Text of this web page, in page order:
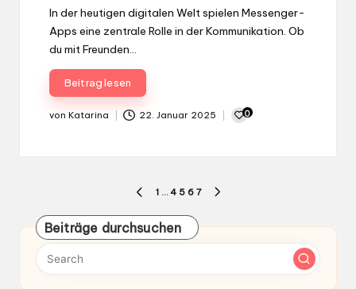
In der heutigen digitalen Welt spielen Messenger-
Apps eine zentrale Rolle in der Kommunikation. Ob
du mit Freunden…
Beitrag lesen
von Katarina 22. Januar 2025 0
Seitennummerierung
der
Beiträge
PREVIOUS
PAGE
1 … 4 5 6 7
Beiträge durchsuchen